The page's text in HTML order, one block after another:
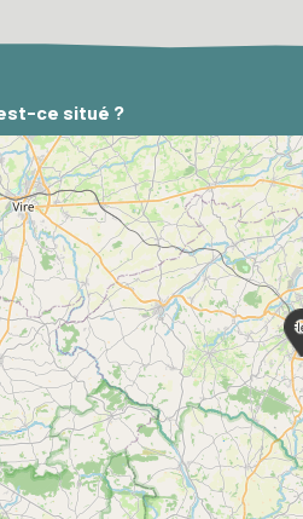
ce situé ?